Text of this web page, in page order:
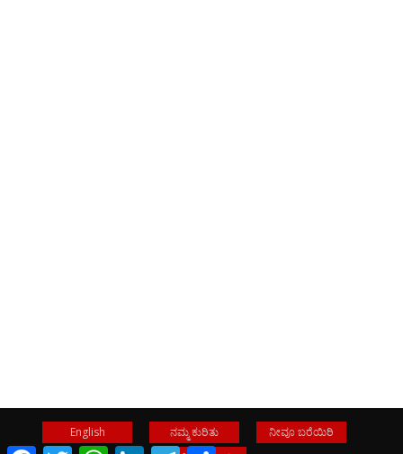
English ನಮ್ಮ ಕುರಿತು
ನೀವೂ ಬರೆಯಿರಿ